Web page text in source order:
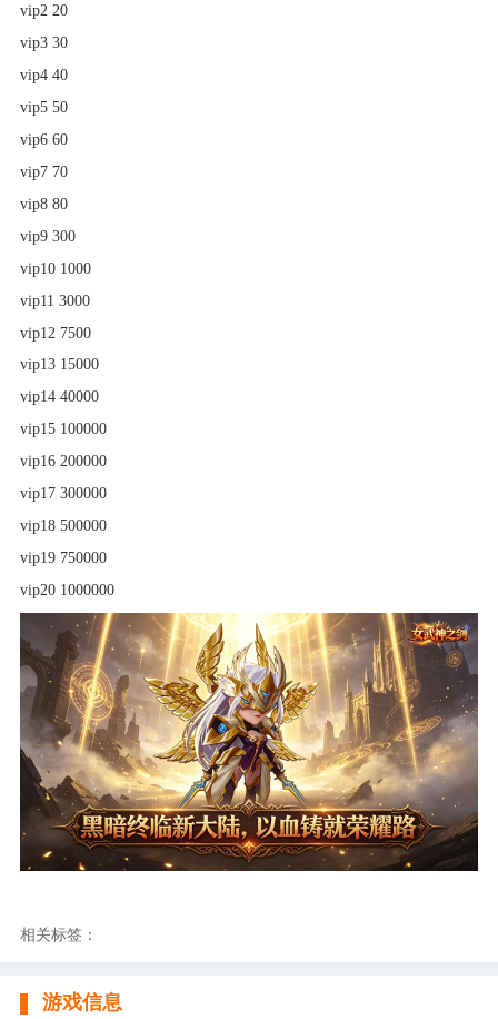
vip2 20
vip3 30
vip4 40
vip5 50
vip6 60
vip7 70
vip8 80
vip9 300
vip10 1000
vip11 3000
vip12 7500
vip13 15000
vip14 40000
vip15 100000
vip16 200000
vip17 300000
vip18 500000
vip19 750000
vip20 1000000
相关标签：
游戏信息